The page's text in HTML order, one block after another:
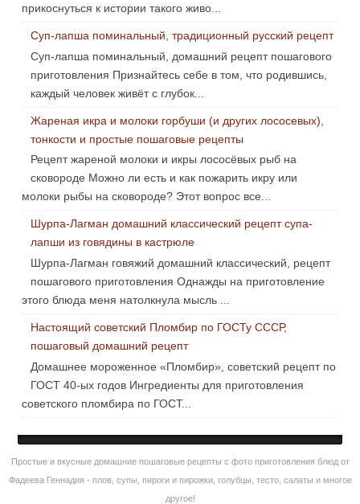
прикоснуться к истории такого живо...
Суп-лапша поминальный, традиционный русский рецепт
Суп-лапша поминальный, домашний рецепт пошагового
приготовления Признайтесь себе в том, что родившись,
каждый человек живёт с глубок...
Жареная икра и молоки горбуши (и других лососевых),
тонкости и простые пошаговые рецепты
Рецепт жареной молоки и икры лососёвых рыб на
сковороде Можно ли есть и как пожарить икру или
молоки рыбы на сковороде? Этот вопрос все...
Шурпа-Лагман домашний классический рецепт супа-
лапши из говядины в кастрюле
Шурпа-Лагман говяжий домашний классический, рецепт
пошагового приготовления Однажды на приготовление
этого блюда меня натолкнула мысль ...
Настоящий советский Пломбир по ГОСТу СССР,
пошаговый домашний рецепт
Домашнее мороженное «Пломбир», советский рецепт по
ГОСТ 40-ых годов Ингредиенты для приготовления
советского пломбира по ГОСТ...
Простые и вкусные домашние пошаговые рецепты с фото приготовления блюд от
Фадеева Геннадия - плов, супы, пироги и пирожки, голубцы, тесто, салаты и многое
другое!